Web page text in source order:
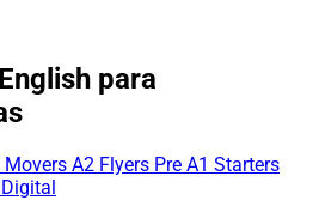
para
Movers A2 Flyers Pre A1 Starters